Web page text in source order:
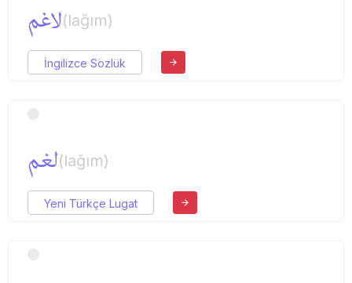
لاغم(lağım)
İngilizce Sözlük
لغم(lağım)
Yeni Türkçe Lugat